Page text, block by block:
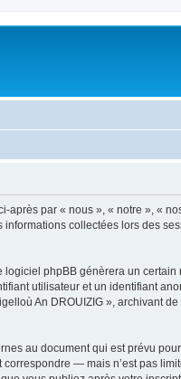
par « nous », « notre », «
collectées lors des
phpBB génèrera un
utilisateur et un identifiant
An DROUIZIG », archivant
au document qui est prévu
— mais n’est pas